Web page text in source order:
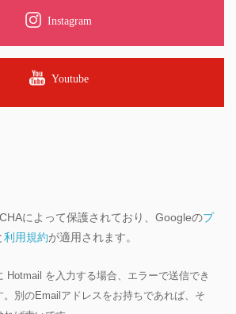
Instagram
Youtube
によって保護されており、Googleのプ
利用規約が適用されます。
Hotmail を入力する場合、エラーで送信でき
。別のEmailアドレスをお持ちであれば、そ